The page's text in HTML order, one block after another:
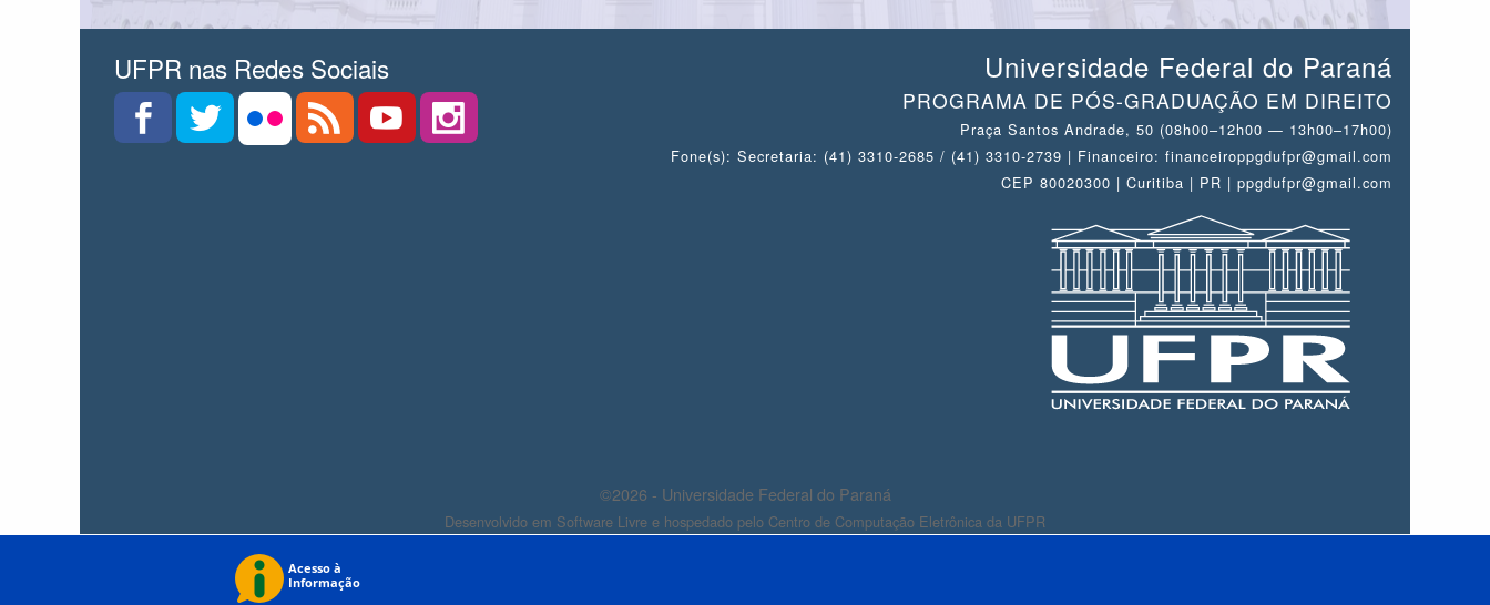
UFPR nas Redes Sociais Universidade Federal do Paraná
PROGRAMA DE PÓS-GRADUAÇÃO EM DIREITO
Praça Santos Andrade, 50 (08h00–12h00 — 13h00–17h00)
Fone(s): Secretaria: (41) 3310-2685 / (41) 3310-2739 | Financeiro: financeiroppgdufpr@gmail.com
CEP 80020300 | Curitiba | PR | ppgdufpr@gmail.com
©2026 - Universidade Federal do Paraná
Desenvolvido em Software Livre e hospedado pelo Centro de Computação Eletrônica da UFPR